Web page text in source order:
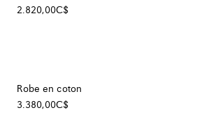
2.820,00C$
Robe en coton
3.380,00C$